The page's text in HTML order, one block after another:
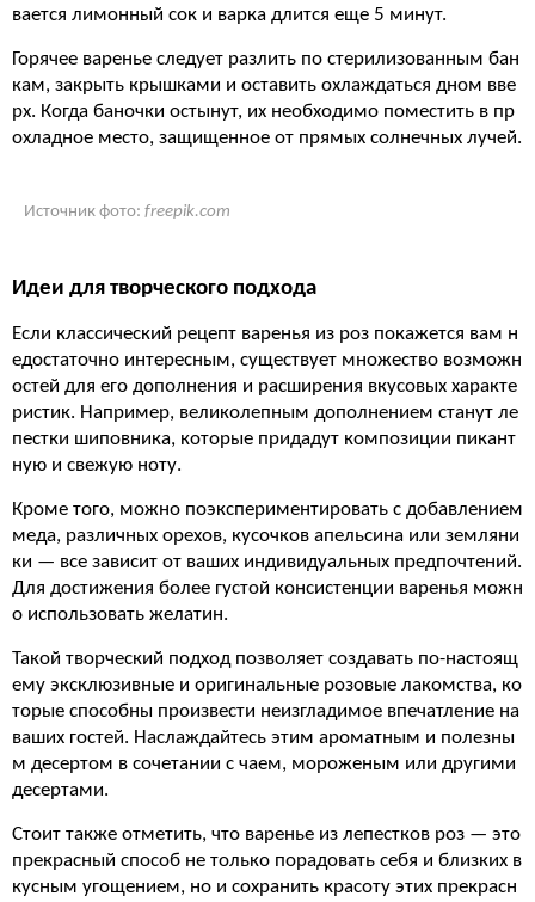
вается лимонный сок и варка длится еще 5 минут.
Горячее варенье следует разлить по стерилизованным бан
кам, закрыть крышками и оставить охлаждаться дном вве
рх. Когда баночки остынут, их необходимо поместить в пр
охладное место, защищенное от прямых солнечных лучей.
Источник фото: freepik.com
Идеи для творческого подхода
Если классический рецепт варенья из роз покажется вам н
едостаточно интересным, существует множество возможн
остей для его дополнения и расширения вкусовых характе
ристик. Например, великолепным дополнением станут ле
пестки шиповника, которые придадут композиции пикант
ную и свежую ноту.
Кроме того, можно поэкспериментировать с добавлением
меда, различных орехов, кусочков апельсина или земляни
ки — все зависит от ваших индивидуальных предпочтений.
Для достижения более густой консистенции варенья можн
о использовать желатин.
Такой творческий подход позволяет создавать по-настоящ
ему эксклюзивные и оригинальные розовые лакомства, ко
торые способны произвести неизгладимое впечатление на
ваших гостей. Наслаждайтесь этим ароматным и полезны
м десертом в сочетании с чаем, мороженым или другими
десертами.
Стоит также отметить, что варенье из лепестков роз — это
прекрасный способ не только порадовать себя и близких в
кусным угощением, но и сохранить красоту этих прекрасн